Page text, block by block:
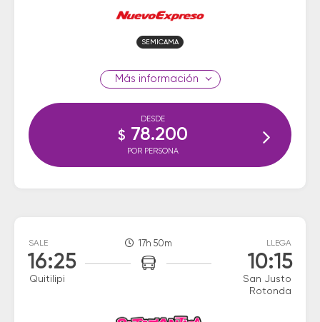
SEMICAMA
información
DESDE
$ 78.200
POR PERSONA
SALE
16:25
Quitilipi
17h 50m LLEGA
10:15
San Justo
Rotonda